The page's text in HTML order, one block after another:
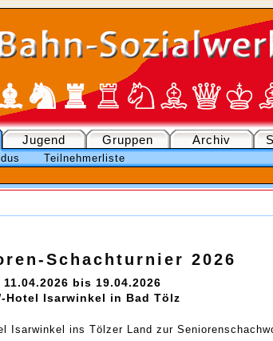
Jugend Gruppen Archiv
Teilnehmerliste
Schachturnier 2026
11.04.2026 bis 19.04.2026
Hotel Isarwinkel in Bad Tölz
Isarwinkel ins Tölzer Land zur